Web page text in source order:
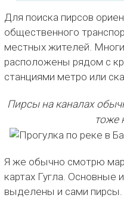
Для поиска пирсов
общественного
местных жителей.
расположены рядом с
станциями метро или
Пирсы на каналах
тоже
Я же обычно смотрю
картах Гугла. Основные
выделены и сами пирсы.